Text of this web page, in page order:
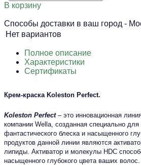
В корзину
Способы доставки в ваш город -
Нет вариантов
Полное описание
Характеристики
Сертификаты
Крем-краска Koleston Perfect.
Koleston Perfect – это инновационная
компании Wella, созданная специально
фантастического блеска и насыщенного
продуктов данной линии являются
липиды. Активатор и молекулы HDC
насыщенного глубокого цвета ваших